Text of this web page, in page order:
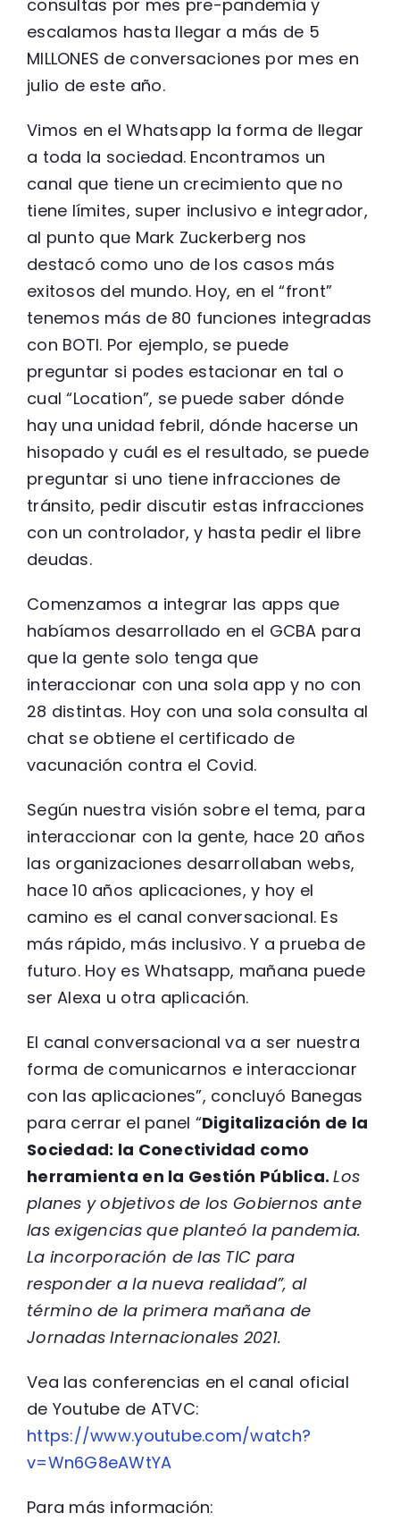
consultas por mes pre-pandemia y
escalamos hasta llegar a más de 5
MILLONES de conversaciones por mes en
julio de este año.
Vimos en el Whatsapp la forma de llegar
a toda la sociedad. Encontramos un
canal que tiene un crecimiento que no
tiene límites, super inclusivo e integrador,
al punto que Mark Zuckerberg nos
destacó como uno de los casos más
exitosos del mundo. Hoy, en el “front”
tenemos más de 80 funciones integradas
con BOTI. Por ejemplo, se puede
preguntar si podes estacionar en tal o
cual “Location”, se puede saber dónde
hay una unidad febril, dónde hacerse un
hisopado y cuál es el resultado, se puede
preguntar si uno tiene infracciones de
tránsito, pedir discutir estas infracciones
con un controlador, y hasta pedir el libre
deudas.
Comenzamos a integrar las apps que
habíamos desarrollado en el GCBA para
que la gente solo tenga que
interaccionar con una sola app y no con
28 distintas. Hoy con una sola consulta al
chat se obtiene el certificado de
vacunación contra el Covid.
Según nuestra visión sobre el tema, para
interaccionar con la gente, hace 20 años
las organizaciones desarrollaban webs,
hace 10 años aplicaciones, y hoy el
camino es el canal conversacional. Es
más rápido, más inclusivo. Y a prueba de
futuro. Hoy es Whatsapp, mañana puede
ser Alexa u otra aplicación.
El canal conversacional va a ser nuestra
forma de comunicarnos e interaccionar
con las aplicaciones”, concluyó Banegas
para cerrar el panel “Digitalización de la
Sociedad: la Conectividad como
herramienta en la Gestión Pública.Los
planes y objetivos de los Gobiernos ante
las exigencias que planteó la pandemia.
La incorporación de las TIC para
responder a la nueva realidad”, al
término de la primera mañana de
Jornadas Internacionales 2021.
Vea las conferencias en el canal oficial
de Youtube de ATVC:
https://www.youtube.com/watch?
v=Wn6G8eAWtYA
Para más información: